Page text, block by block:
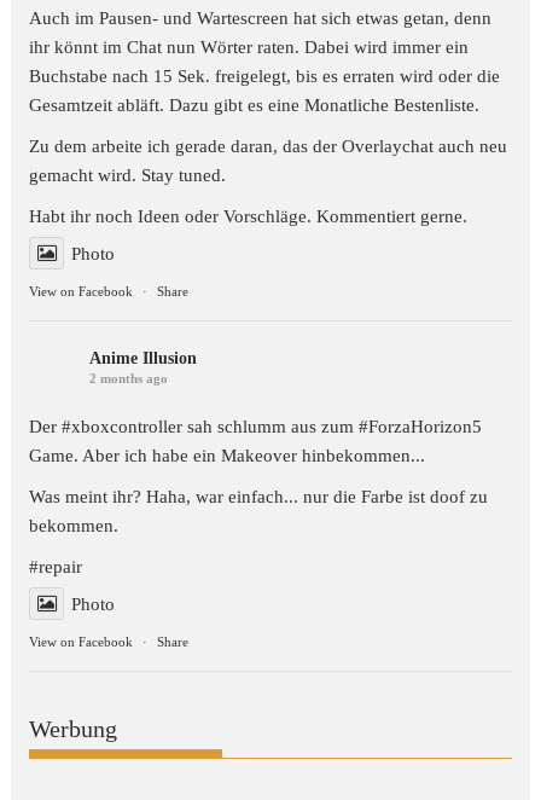
Auch im Pausen- und Wartescreen hat sich etwas getan, denn
ihr könnt im Chat nun Wörter raten. Dabei wird immer ein
Buchstabe nach 15 Sek. freigelegt, bis es erraten wird oder die
Gesamtzeit abläft. Dazu gibt es eine Monatliche Bestenliste.
Zu dem arbeite ich gerade daran, das der Overlaychat auch neu
gemacht wird. Stay tuned.
Habt ihr noch Ideen oder Vorschläge. Kommentiert gerne.
Photo
View on Facebook · Share
Anime Illusion
2 months ago
Der #xboxcontroller sah schlumm aus zum#ForzaHorizon5
Game. Aber ich habe ein Makeover hinbekommen...
Was meint ihr? Haha, war einfach... nur die Farbe ist doof zu
bekommen.
#repair
Photo
View on Facebook · Share
Werbung